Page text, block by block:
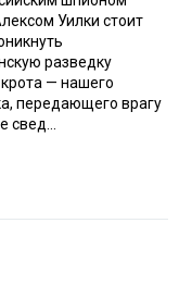
Уилки стоит
разведку
— нашего
передающего врагу
свед...